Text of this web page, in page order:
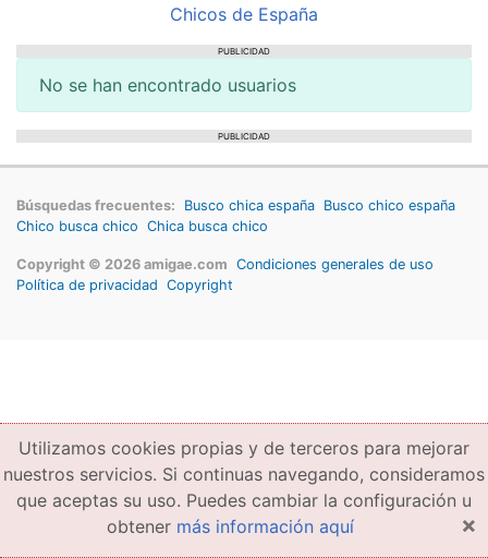
Chicos de España
PUBLICIDAD
No se han encontrado usuarios
PUBLICIDAD
Búsquedas frecuentes: Busco chica españa Busco chico españa
Chico busca chico Chica busca chico
Copyright © 2026 amigae.com Condiciones generales de uso
Política de privacidad Copyright
Utilizamos cookies propias y de terceros para mejorar
nuestros servicios. Si continuas navegando, consideramos
que aceptas su uso. Puedes cambiar la configuración u
obtener más información aquí ×